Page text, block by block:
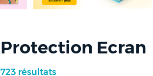
Protection Ecran
723 résultats